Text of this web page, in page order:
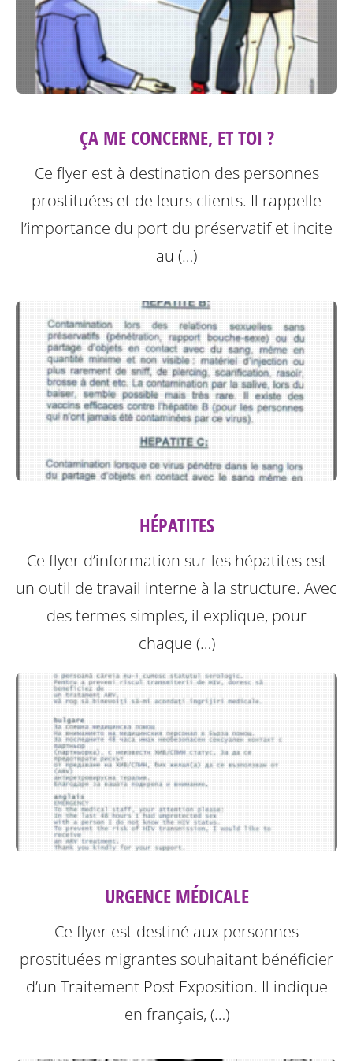
ÇA ME CONCERNE, ET TOI ?
Ce flyer est à destination des personnes
prostituées et de leurs clients. Il rappelle
l’importance du port du préservatif et incite
au (…)
HÉPATITES
Ce flyer d’information sur les hépatites est
un outil de travail interne à la structure. Avec
des termes simples, il explique, pour
chaque (…)
URGENCE MÉDICALE
Ce flyer est destiné aux personnes
prostituées migrantes souhaitant bénéficier
d’un Traitement Post Exposition. Il indique
en français, (…)